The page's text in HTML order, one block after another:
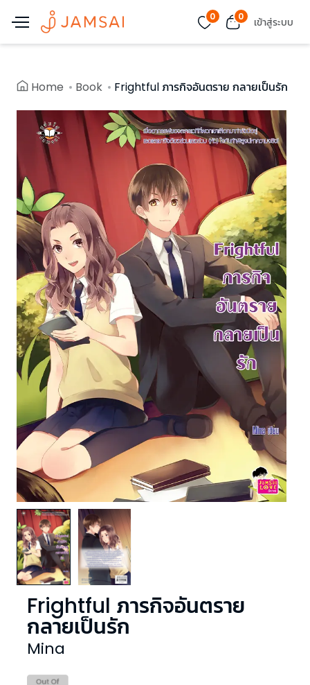
0 0 เข้าสู่ระบบ
Home Book Frightful ภารกิจอันตราย กลายเป็นรัก
Frightful ภารกิจอันตราย
กลายเป็นรัก
Mina